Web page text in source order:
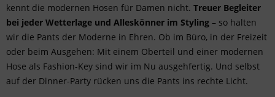
kennt die modernen Hosen für Damen nicht. Treuer Begleiter
bei jeder Wetterlage und Alleskönner im Styling – so halten
wir die Pants der Moderne in Ehren. Ob im Büro, in der Freizeit
oder beim Ausgehen: Mit einem Oberteil und einer modernen
Hose als Fashion-Key sind wir im Nu ausgehfertig. Und selbst
auf der Dinner-Party rücken uns die Pants ins rechte Licht.